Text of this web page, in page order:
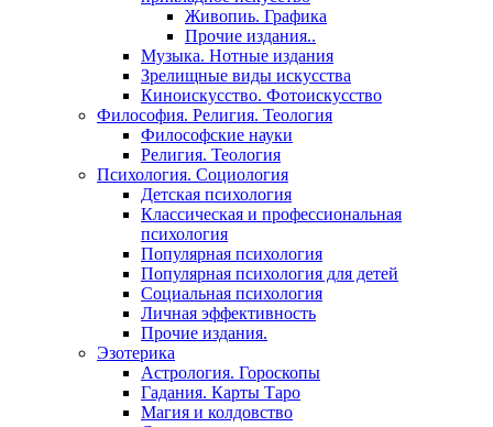
Живопиь. Графика
Прочие издания..
Музыка. Нотные издания
Зрелищные виды искусства
Киноискусство. Фотоискусство
Философия. Религия. Теология
Философские науки
Религия. Теология
Психология. Социология
Детская психология
Классическая и профессиональная
психология
Популярная психология
Популярная психология для детей
Социальная психология
Личная эффективность
Прочие издания.
Эзотерика
Астрология. Гороскопы
Гадания. Карты Таро
Магия и колдовство